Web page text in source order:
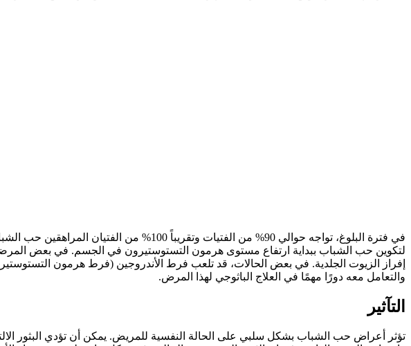
في فترة البلوغ، تواجه حوالي 90% من الفتيات
لتكوين حب الشباب ببداية ارتفاع مستوى هرمون التستوستيرون في الجسم. في بعض
إفراز الزيوت الجلدية. في بعض الحالات، قد تلعب فرط الأندروجين (فرط هرمون
والتعامل معه دورًا مهمًا في العلاج الباثوجي لهذا المرض.
التآثير
تؤثر أعراض حب الشباب بشكل سلبي على الحالة النفسية للمريض. يمكن أن تؤدي البثور